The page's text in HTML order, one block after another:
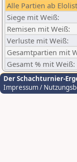
Alle Partien ab
Siege mit Weiß:
Remisen mit Weiß:
Verluste mit Weiß:
Gesamtpartien mit
Gesamt % mit Weiß:
Der Schachturnier-
Impressum /